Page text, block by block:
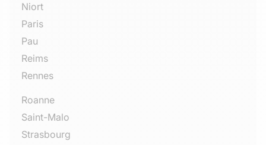
Niort
Paris
Pau
Reims
Rennes
Roanne
Saint-Malo
Strasbourg